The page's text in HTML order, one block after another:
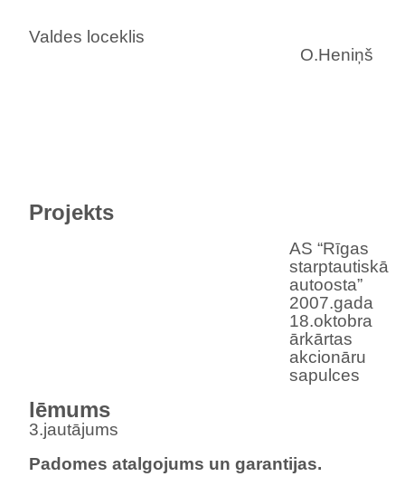
Valdes loceklis
O.Heniņš
Projekts
AS “Rīgas
starptautiskā
autoosta”
2007.gada
18.oktobra
ārkārtas
akcionāru
sapulces
lēmums
3.jautājums
Padomes atalgojums un garantijas.